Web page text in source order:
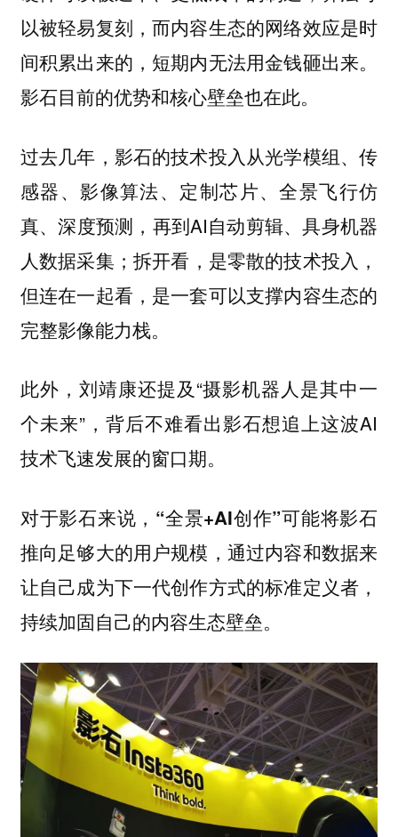
以被轻易复刻，而内容生态的网络效应是时
间积累出来的，短期内无法用金钱砸出来。
影石目前的优势和核心壁垒也在此。
过去几年，影石的技术投入从光学模组、传
感器、影像算法、定制芯片、全景飞行仿
真、深度预测，再到AI自动剪辑、具身机器
人数据采集；拆开看，是零散的技术投入，
但连在一起看，是一套可以支撑内容生态的
完整影像能力栈。
此外，刘靖康还提及“摄影机器人是其中一
个未来”，背后不难看出影石想追上这波AI
技术飞速发展的窗口期。
对于影石来说，“全景+AI创作”可能将影石
推向足够大的用户规模，通过内容和数据来
让自己成为下一代创作方式的标准定义者，
持续加固自己的内容生态壁垒。